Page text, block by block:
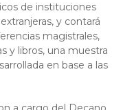
de instituciones
y contará
magistrales,
y libros, una muestra
en base a las